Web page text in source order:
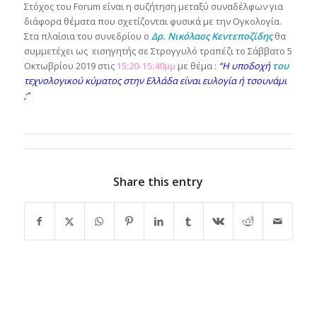
Στόχος του Forum είναι η συζήτηση μεταξύ συναδέλφων για
διάφορα θέματα που σχετίζονται φυσικά με την Ογκολογία.
Στα πλαίσια του συνεδρίου ο Δρ. Νικόλαος Κεντεποζίδηςθα
συμμετέχει ως εισηγητής σε Στρογγυλό τραπέζι το Σάββατο 5
Οκτωβρίου 2019 στις 15:20-15:40μμ με θέμα : “H υποδοχήτου
τεχνολογικού κύματος στην Ελλάδα είναι ευλογία ή τσουνάμι
;”
Share this entry